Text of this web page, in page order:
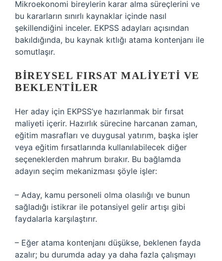
Mikroekonomi bireylerin karar alma süreçlerini ve
bu kararların sınırlı kaynaklar içinde nasıl
şekillendiğini inceler. EKPSS adayları açısından
bakıldığında, bu kaynak kıtlığı atama kontenjanı ile
somutlaşır.
BIREYSEL FIRSAT MALIYETI VE
BEKLENTILER
Her aday için EKPSS’ye hazırlanmak bir fırsat
maliyeti içerir. Hazırlık sürecine harcanan zaman,
eğitim masrafları ve duygusal yatırım, başka işler
veya eğitim fırsatlarında kullanılabilecek diğer
seçeneklerden mahrum bırakır. Bu bağlamda
adayın seçim mekanizması şöyle işler:
– Aday, kamu personeli olma olasılığı ve bunun
sağladığı istikrar ile potansiyel gelir artışı gibi
faydalarla karşılaştırır.
– Eğer atama kontenjanı düşükse, beklenen fayda
azalır; bu durumda aday ya daha fazla çalışmayı